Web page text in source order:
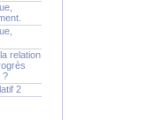
relation
?
2